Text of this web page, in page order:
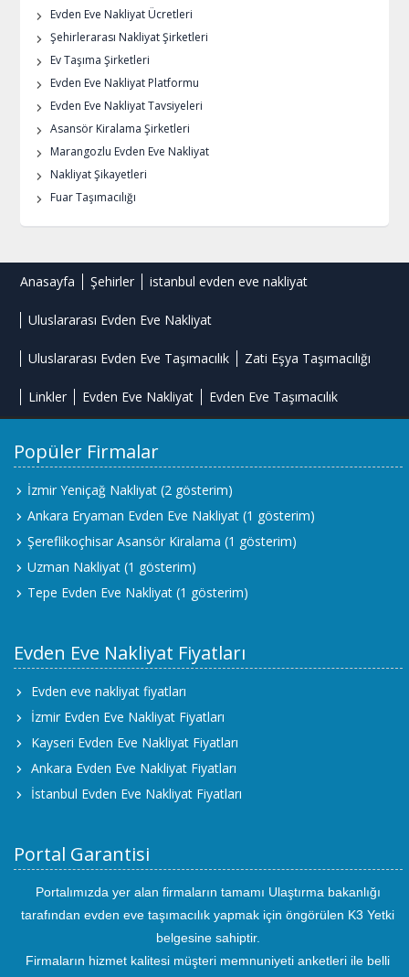
Evden Eve Nakliyat Ücretleri
Şehirlerarası Nakliyat Şirketleri
Ev Taşıma Şirketleri
Evden Eve Nakliyat Platformu
Evden Eve Nakliyat Tavsiyeleri
Asansör Kiralama Şirketleri
Marangozlu Evden Eve Nakliyat
Nakliyat Şikayetleri
Fuar Taşımacılığı
Anasayfa Şehirler istanbul evden eve nakliyat
Uluslararası Evden Eve Nakliyat
Uluslararası Evden Eve Taşımacılık Zati Eşya Taşımacılığı
Linkler Evden Eve Nakliyat Evden Eve Taşımacılık
Popüler Firmalar
İzmir Yeniçağ Nakliyat (2 gösterim)
Ankara Eryaman Evden Eve Nakliyat (1 gösterim)
Şereflikoçhisar Asansör Kiralama (1 gösterim)
Uzman Nakliyat (1 gösterim)
Tepe Evden Eve Nakliyat (1 gösterim)
Evden Eve Nakliyat Fiyatları
Evden eve nakliyat fiyatları
İzmir Evden Eve Nakliyat Fiyatları
Kayseri Evden Eve Nakliyat Fiyatları
Ankara Evden Eve Nakliyat Fiyatları
İstanbul Evden Eve Nakliyat Fiyatları
Portal Garantisi
Portalımızda yer alan firmaların tamamı Ulaştırma bakanlığı
tarafından evden eve taşımacılık yapmak için öngörülen K3 Yetki
belgesine sahiptir.
Firmaların hizmet kalitesi müşteri memnuniyeti anketleri ile belli